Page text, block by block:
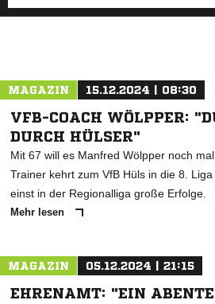
MAGAZIN 15.12.2024 | 08:30
VFB-COACH WÖLPPER:
DURCH HÜLSER"
Mit 67 will es Manfred Wölpper noch
Trainer kehrt zum VfB Hüls in die 8.
einst in der Regionalliga große Erfolge.
Mehr lesen
MAGAZIN 05.12.2024 | 21:15
EHRENAMT: "EIN